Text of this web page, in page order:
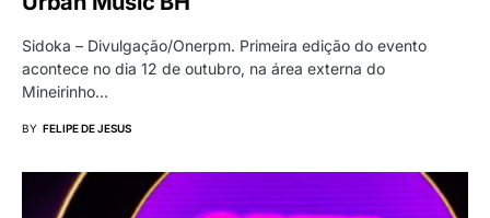
Sidoka – Divulgação/Onerpm. Primeira edição do evento
acontece no dia 12 de outubro, na área externa do
Mineirinho…
BY FELIPE DE JESUS